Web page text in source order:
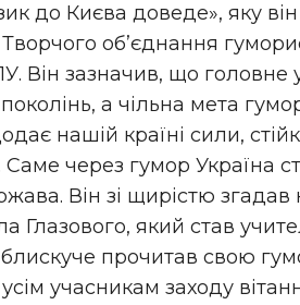
до Києва доведе», яку
об’єднання
Він зазначив, що
а чільна мета
нашій країні сили,
Саме через гумор Україна
Він зі щирістю згадав
Глазового, який став
блискуче прочитав свою
учасникам заходу